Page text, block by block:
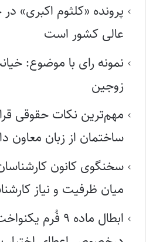
پرونده «کلثوم اکبری»
عالی کشور است
نمونه رای با موضوع:
زوجین
مهم‌ترین نکات حقوقی
ساختمان از زبان معاون
سخنگوی کانون
میان ظرفیت و نیاز
ابطال ماده ۹